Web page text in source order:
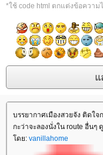
*ใช้ code html ตกแต่งข้อความ
บรรยากาศเมืองสวยจัง ติดใ
กะว่าจะลองนั่งใน route อื่นๆ
ดย: vanillahome